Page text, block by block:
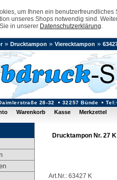
um Ihnen ein
unseres Shops notwendig sind.
in unserer Datenschutzerklärung.
28-32 32257 Bünde
» Drucktampon » Vierecktampon »
Warenkorb Kasse Merkzettel
Drucktampon Nr. 27 K
Art.Nr.: 63427 K